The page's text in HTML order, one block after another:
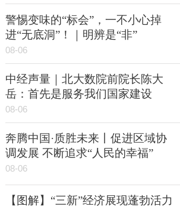
警惕变味的“标会”，一不小心掉
进“无底洞”！｜明辨是“非”
08-06
中经声量｜北大数院前院长陈大
岳：首先是服务我们国家建设
08-06
奔腾中国·质胜未来丨促进区域协
调发展 不断追求“人民的幸福”
08-06
【图解】“三新”经济展现蓬勃活力